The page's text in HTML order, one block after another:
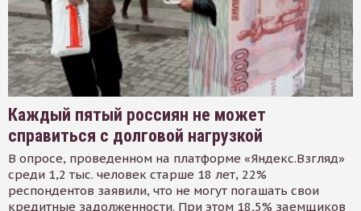
Каждый пятый россиян не может
справиться с долговой нагрузкой
В опросе, проведенном на платформе «Яндекс.Взгляд»
среди 1,2 тыс. человек старше 18 лет, 22%
респондентов заявили, что не могут погашать свои
кредитные задолженности. При этом 18,5% заемщиков